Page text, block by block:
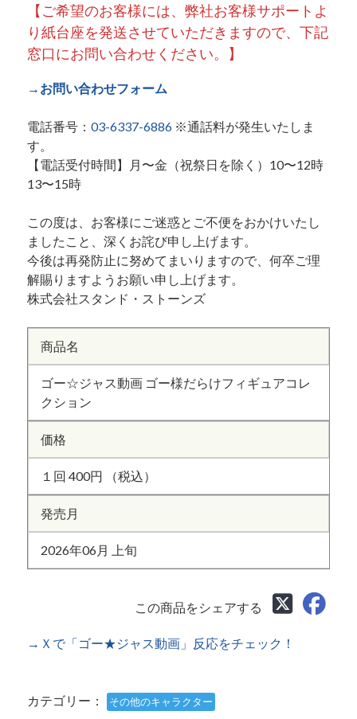
【ご希望のお客様には、弊社お客様サポートよ
り紙台座を発送させていただきますので、下記
窓口にお問い合わせください。】
→お問い合わせフォーム
電話番号： 03-6337-6886※通話料が発生いたしま
す。
【電話受付時間】月〜金（祝祭日を除く）10〜12時
13〜15時
この度は、お客様にご迷惑とご不便をおかけいたし
ましたこと、深くお詫び申し上げます。
今後は再発防止に努めてまいりますので、何卒ご理
解賜りますようお願い申し上げます。
株式会社スタンド・ストーンズ
商品名
ゴー☆ジャス動画 ゴー様だらけフィギュアコレ
クション
価格
１回 400円 （税込）
発売月
2026年06月 上旬
この商品をシェアする
→Ｘで「ゴー★ジャス動画」反応をチェック！
カテゴリー： その他のキャラクター